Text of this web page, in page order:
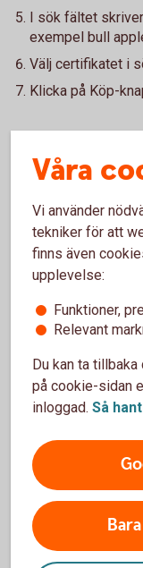
I sök fältet
exempel bull
Välj certifikatet i
Klicka på Köp-
När man handlar
man courtage,
Swedbanks Bull &
mobilbanken är
prislista. Vid
föregående
marginaluttag. Se
mer information om
Viktigt att
För respektive Bull
Bull & Bear-
Notes, och i
certifikat. Det är
tillsammans med
grundprospektet
Våra
Vi använder
tekniker för att
finns även
upplevelse:
Funktioner,
Relevant
Du kan ta
på cookie-sidan
inloggad. Så